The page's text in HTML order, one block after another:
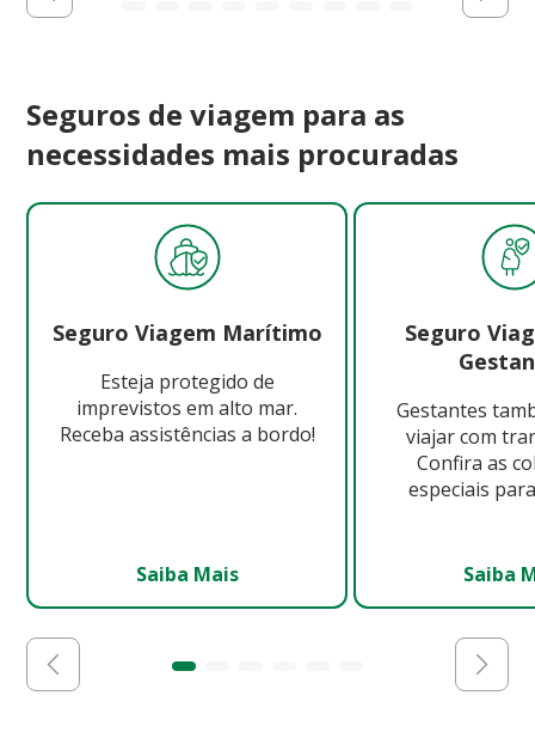
Seguros de viagem para as
necessidades mais procuradas
Seguro Viagem Marítimo
Esteja protegido de
imprevistos em alto mar.
Receba assistências a bordo!
Saiba Mais
Seguro
Gestantes
viajar com
Confira as
especiais
Saiba